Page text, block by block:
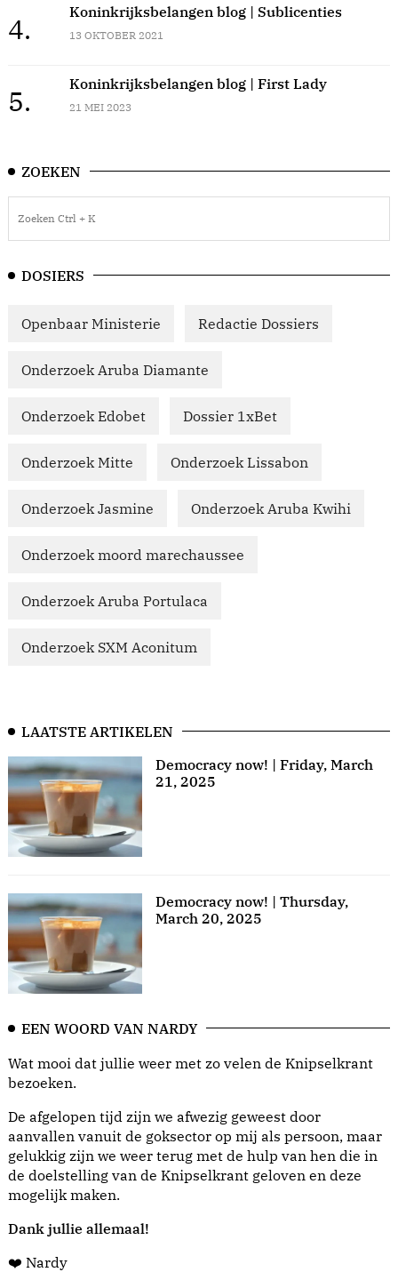
4.
Koninkrijksbelangen blog | Sublicenties
13 OKTOBER 2021
5.
Koninkrijksbelangen blog | First Lady
21 MEI 2023
ZOEKEN
DOSIERS
Openbaar Ministerie Redactie Dossiers
Onderzoek Aruba Diamante
Onderzoek Edobet Dossier 1xBet
Onderzoek Mitte Onderzoek Lissabon
Onderzoek Jasmine Onderzoek Aruba Kwihi
Onderzoek moord marechaussee
Onderzoek Aruba Portulaca
Onderzoek SXM Aconitum
LAATSTE ARTIKELEN
Democracy now! | Friday, March
21, 2025
Democracy now! | Thursday,
March 20, 2025
EEN WOORD VAN NARDY
Wat mooi dat jullie weer met zo velen de Knipselkrant
bezoeken.
De afgelopen tijd zijn we afwezig geweest door
aanvallen vanuit de goksector op mij als persoon, maar
gelukkig zijn we weer terug met de hulp van hen die in
de doelstelling van de Knipselkrant geloven en deze
mogelijk maken.
Dank jullie allemaal!
❤️ Nardy